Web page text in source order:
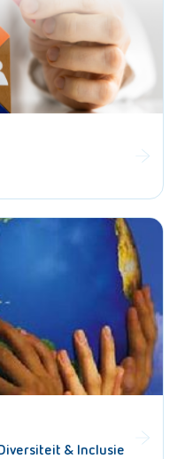
& Inclusie